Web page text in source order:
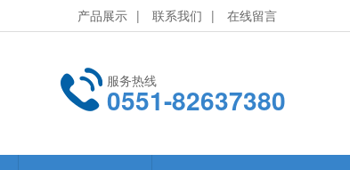
产品展示 | 联系我们 | 在线留言
服务热线
0551-82637380